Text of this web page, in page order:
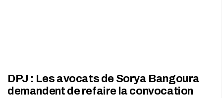
DPJ : Les avocats de Sorya Bangoura
demandent de refaire la convocation